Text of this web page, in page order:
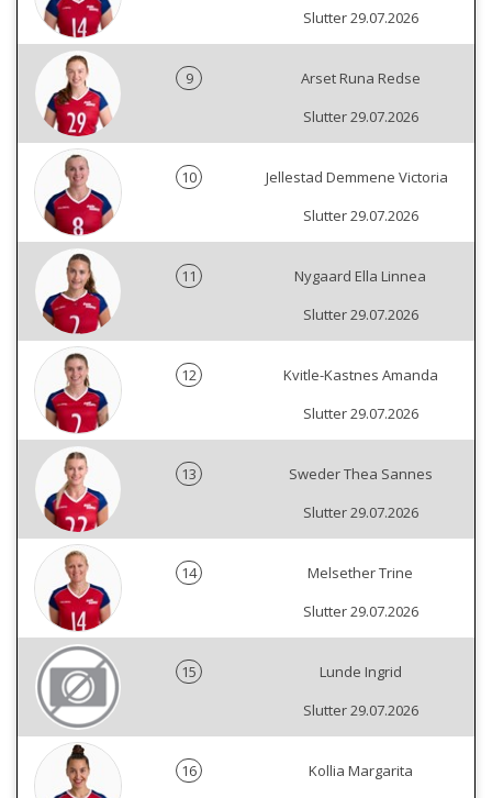
Slutter 29.07.2026
9
Arset Runa Redse
Slutter 29.07.2026
10
Jellestad Demmene Victoria
Slutter 29.07.2026
11
Nygaard Ella Linnea
Slutter 29.07.2026
12
Kvitle-Kastnes Amanda
Slutter 29.07.2026
13
Sweder Thea Sannes
Slutter 29.07.2026
14
Melsether Trine
Slutter 29.07.2026
15
Lunde Ingrid
Slutter 29.07.2026
16
Kollia Margarita